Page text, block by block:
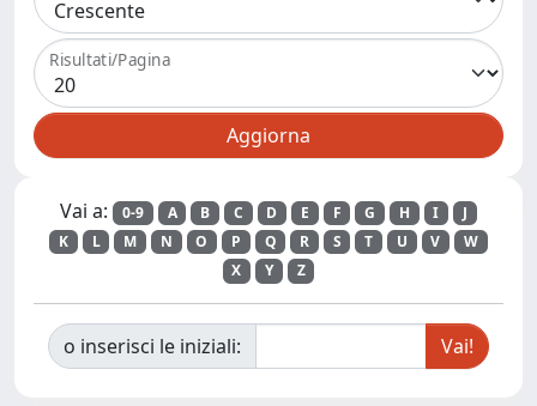
Risultati/Pagina
Vai a: 0-9 A B C D E F G H I
J
K
L M N O P Q R S T U V
W
X
Y Z
o inserisci le iniziali: